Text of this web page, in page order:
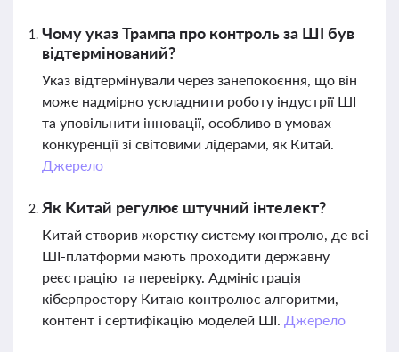
Чому указ Трампа про контроль за ШІ був
відтермінований?
Указ відтермінували через занепокоєння, що він
може надмірно ускладнити роботу індустрії ШІ
та уповільнити інновації, особливо в умовах
конкуренції зі світовими лідерами, як Китай.
Джерело
Як Китай регулює штучний інтелект?
Китай створив жорстку систему контролю, де всі
ШІ-платформи мають проходити державну
реєстрацію та перевірку. Адміністрація
кіберпростору Китаю контролює алгоритми,
контент і сертифікацію моделей ШІ. Джерело